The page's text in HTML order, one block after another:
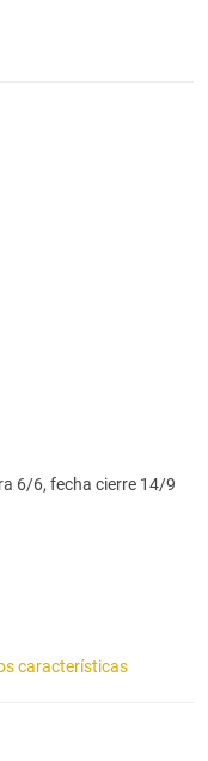
6/6, fecha cierre 14/9
características